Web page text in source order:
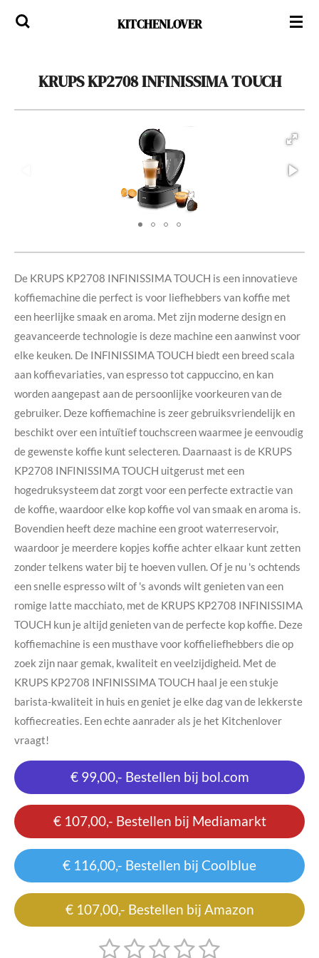
Ga
KITCHENLOVER
KRUPS KP2708 INFINISSIMA TOUCH
De KRUPS KP2708 INFINISSIMA TOUCH is een innovatieve
koffiemachine die perfect is voor liefhebbers van koffie met
een heerlijke smaak en aroma. Met zijn moderne design en
geavanceerde technologie is deze machine een aanwinst voor
elke keuken. De INFINISSIMA TOUCH biedt een breed scala
aan koffievariaties, van espresso tot cappuccino, en kan
worden aangepast aan de persoonlijke voorkeuren van de
gebruiker. Deze koffiemachine is zeer gebruiksvriendelijk en
beschikt over een intuïtief touchscreen waarmee je eenvoudig
de gewenste koffie kunt selecteren. Daarnaast is de KRUPS
KP2708 INFINISSIMA TOUCH uitgerust met een
hogedruksysteem dat zorgt voor een perfecte extractie van
de koffie, waardoor elke kop koffie vol van smaak en aroma is.
Bovendien heeft deze machine een groot waterreservoir,
waardoor je meerdere kopjes koffie achter elkaar kunt zetten
zonder telkens water bij te hoeven vullen. Of je nu 's ochtends
een snelle espresso wilt of 's avonds wilt genieten van een
romige latte macchiato, met de KRUPS KP2708 INFINISSIMA
TOUCH kun je altijd genieten van de perfecte kop koffie. Deze
koffiemachine is een musthave voor koffieliefhebbers die op
zoek zijn naar gemak, kwaliteit en veelzijdigheid. Met de
KRUPS KP2708 INFINISSIMA TOUCH haal je een stukje
barista-kwaliteit in huis en geniet je elke dag van de lekkerste
koffiecreaties. Een echte aanrader als je het Kitchenlover
vraagt!
€ 99,00,- Bestellen bij bol.com
€ 107,00,- Bestellen bij Mediamarkt
€ 116,00,- Bestellen bij Coolblue
€ 107,00,- Bestellen bij Amazon
1 2 3 4 5